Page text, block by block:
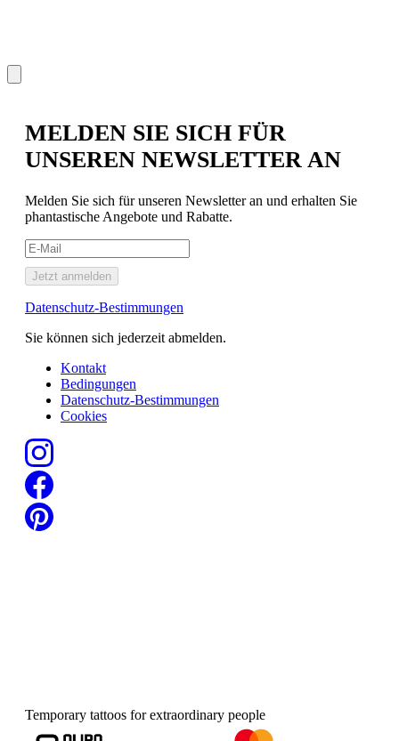
MELDEN SIE SICH FÜR
UNSEREN NEWSLETTER AN
Melden Sie sich für unseren Newsletter an und erhalten Sie
phantastische Angebote und Rabatte.
Jetzt anmelden
Datenschutz-Bestimmungen
Sie können sich jederzeit abmelden.
Kontakt
Bedingungen
Datenschutz-Bestimmungen
Cookies
Temporary tattoos for extraordinary people